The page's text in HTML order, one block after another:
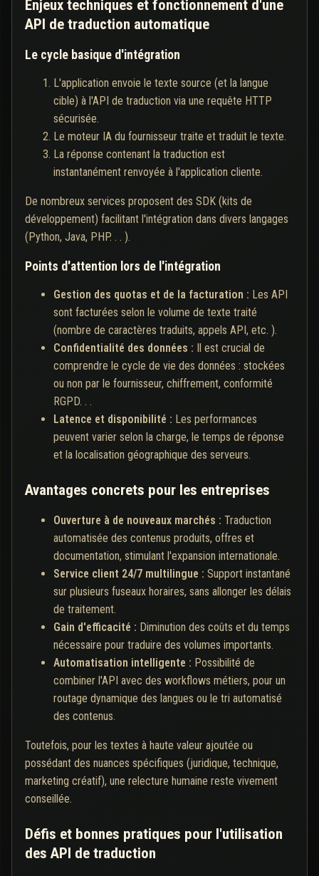
Enjeux techniques et fonctionnement d'une
API de traduction automatique
Le cycle basique d'intégration
L'application envoie le texte source (et la langue
cible) à l'API de traduction via une requête HTTP
sécurisée.
Le moteur IA du fournisseur traite et traduit le texte.
La réponse contenant la traduction est
instantanément renvoyée à l'application cliente.
De nombreux services proposent des SDK (kits de
développement) facilitant l'intégration dans divers langages
(Python, Java, PHP. . . ).
Points d'attention lors de l'intégration
Gestion des quotas et de la facturation : Les API
sont facturées selon le volume de texte traité
(nombre de caractères traduits, appels API, etc. ).
Confidentialité des données :
Il est crucial de
comprendre le cycle de vie des données : stockées
ou non par le fournisseur, chiffrement, conformité
RGPD. . .
Latence et disponibilité : Les performances
peuvent varier selon la charge, le temps de réponse
et la localisation géographique des serveurs.
Avantages concrets pour les entreprises
Ouverture à de nouveaux marchés : Traduction
automatisée des contenus produits, offres et
documentation, stimulant l'expansion internationale.
Service client 24/7 multilingue : Support instantané
sur plusieurs fuseaux horaires, sans allonger les délais
de traitement.
Gain d'efficacité : Diminution des coûts et du temps
nécessaire pour traduire des volumes importants.
Automatisation intelligente : Possibilité de
combiner l'API avec des workflows métiers, pour un
routage dynamique des langues ou le tri automatisé
des contenus.
Toutefois, pour les textes à haute valeur ajoutée ou
possédant des nuances spécifiques (juridique, technique,
marketing créatif), une relecture humaine reste vivement
conseillée.
Défis et bonnes pratiques pour l'utilisation
des API de traduction